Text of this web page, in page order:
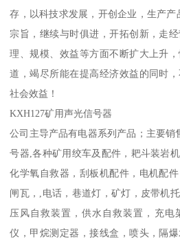
存，以科技求发展，开创企业，生产产
宗旨，继续与时俱进，开拓创新，走
理、规模、效益等方面不断扩大上升
道，竭尽所能在提高经济效益的同时
社会效益！
KXH127矿用声光信号器
公司主导产品有电器系列产品；主要销
号器,各种矿用绞车及配件，耙斗装岩
化学氧自救器，刮板机配件，电机配
闸瓦，,电话，巷道灯，矿灯，皮带机
压风自救装置，供水自救装置，充电
仪，甲烷测定器，接线盒，喷头，隔